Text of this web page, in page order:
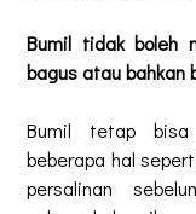
Bumil tidak boleh
bagus atau bahkan
Bumil tetap bisa
beberapa hal
persalinan